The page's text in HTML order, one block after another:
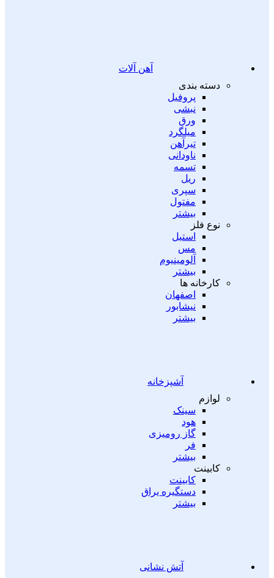
آهن آلات
دسته بندی
پروفیل
نبشی
ورق
میلگرد
تیرآهن
ناودانی
تسمه
ریل
سپری
مفتول
بیشتر
نوع فلز
استیل
مس
آلومینیوم
بیشتر
کارخانه ها
اصفهان
نیشابور
بیشتر
آشپزخانه
لوازم
سینک
هود
گاز رومیزی
فر
بیشتر
کابینت
کابینت
دستگیره یراق
بیشتر
آتش نشانی